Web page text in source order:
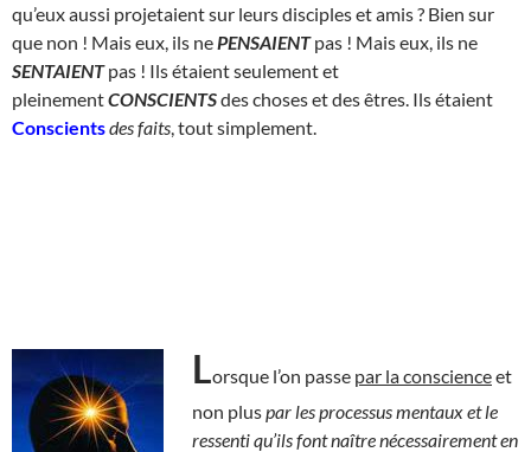
qu’eux aussi projetaient sur leurs disciples et amis ? Bien sur
que non ! Mais eux, ils ne PENSAIENTpas ! Mais eux, ils ne
SENTAIENTpas ! Ils étaient seulement et
pleinementCONSCIENTSdes choses et des êtres. Ils étaient
Conscientsdes faits , tout simplement.
Lorsque l’on passe par la conscienceet
non pluspar les processus mentaux et le
ressenti qu’ils font naître nécessairement en